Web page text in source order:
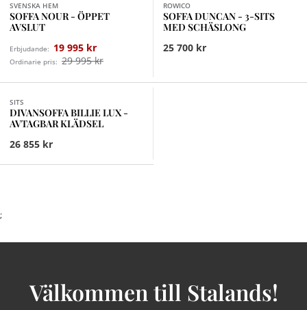
SVENSKA HEM
SOFFA NOUR - ÖPPET
AVSLUT
Erbjudande: 19 995 kr
Ordinarie pris: 29 995 kr
ROWICO
SOFFA DUNCAN - 3-SITS
MED SCHÄSLONG
25 700 kr
SITS
DIVANSOFFA BILLIE LUX -
AVTAGBAR KLÄDSEL
26 855 kr
;
Välkommen till Stalands!